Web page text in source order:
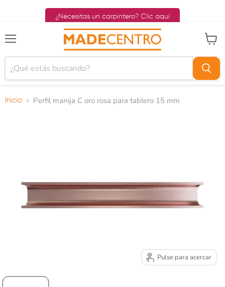
¿Necesitas un carpintero? Clic aquí
Menú
Inicio Perfil manija C oro rosa para tablero 15 mm
Pulse para acercar